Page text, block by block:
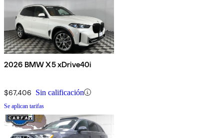
2026 BMW X5 xDrive40i
$67,406 Sin calificación
Se aplican tarifas